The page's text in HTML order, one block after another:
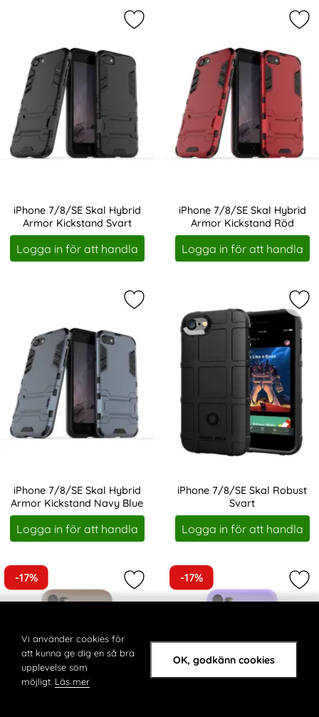
Vi använder cookies för
att kunna ge dig en så bra
upplevelse som
möjligt. Läs mer
OK, godkänn cookies
iPhone 7/8/SE Skal Hybrid
Armor Kickstand Svart
Art. nr 204638
Logga in för att handla
Markera iPhone 7/8/SE Skal
iPhone 7/8/SE Skal Hybrid
Armor Kickstand Röd
Art. nr 204639
Logga in för att handla
iPhone 7/8/SE Skal Hybrid
Armor Kickstand Navy Blue
Art. nr 204640
Logga in för att handla
Markera iPhone 7/8/SE Skal
iPhone 7/8/SE Skal Robust
Svart
Art. nr 204641
Logga in för att handla
-17%
Markera holdit iPhone 7/8/SE
-17%